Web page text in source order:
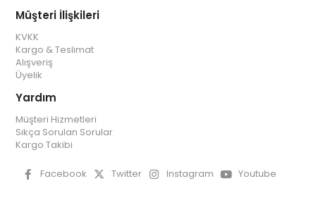
Müşteri İlişkileri
KVKK
Kargo & Teslimat
Alışveriş
Üyelik
Yardım
Müşteri Hizmetleri
Sıkça Sorulan Sorular
Kargo Takibi
Facebook Twitter Instagram Youtube